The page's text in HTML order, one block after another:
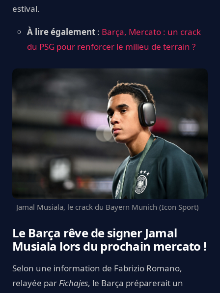
estival.
À lire également : Barça, Mercato : un crack
du PSG pour renforcer le milieu de terrain ?
Jamal Musiala, le crack du Bayern Munich (Icon Sport)
Le Barça rêve de signer Jamal
Musiala lors du prochain mercato !
Selon une information de Fabrizio Romano,
relayée parFichajes, le Barça préparerait un